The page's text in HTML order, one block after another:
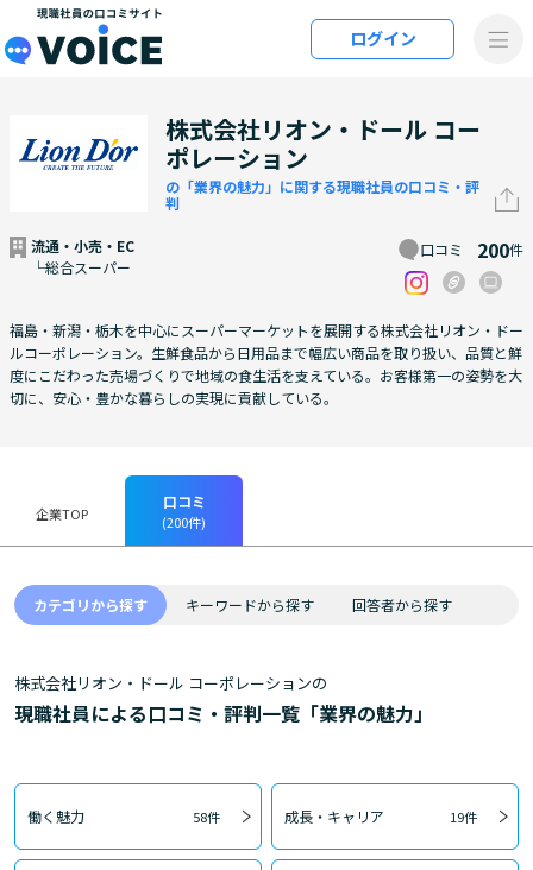
メインコンテンツにスキップ
ログイン
株式会社リオン・ドール コー
ポレーション
の「業界の魅力」に関する現職社員の口コミ・評
判
流通・小売・EC
└総合スーパー
口コミ 200件
福島・新潟・栃木を中心にスーパーマーケットを展開する株式会社リオン・ドー
ルコーポレーション。生鮮食品から日用品まで幅広い商品を取り扱い、品質と鮮
度にこだわった売場づくりで地域の食生活を支えている。お客様第一の姿勢を大
切に、安心・豊かな暮らしの実現に貢献している。
企業TOP
口コミ
(200件)
カテゴリから探す キーワードから探す 回答者から探す
株式会社リオン・ドール コーポレーションの
現職社員による口コミ・評判一覧「業界の魅力」
働く魅力 58件 成長・キャリア 19件